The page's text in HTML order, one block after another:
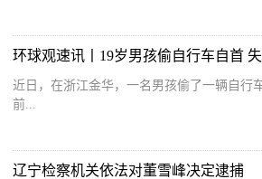
近日，在浙江金华，一名男孩偷了一辆自行
前...
辽宁检察机关依法对董雪峰决定逮捕